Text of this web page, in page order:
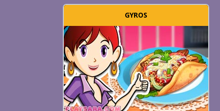
GYROS